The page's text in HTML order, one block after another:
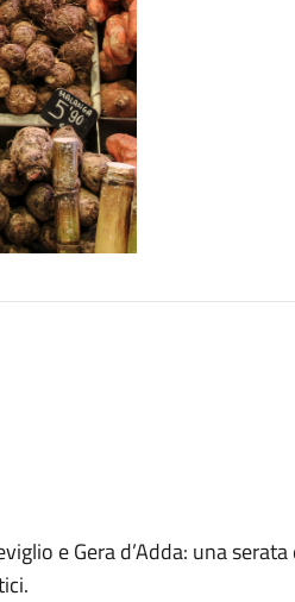
e Gera d’Adda: una